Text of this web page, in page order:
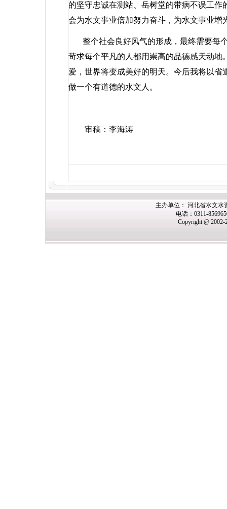
的坚守忠诚在测站、岳树堂的带病不误工
会为水文事业倍加努力奋斗，为水文事业增
整个社会良好风气的形成，最终需要每
苛求每个平凡的人都用崇高的品德感天动
爱，世界将变成美好的明天。今后我将以省
做一个有道德的水文人。
审稿：李海涛
主办单位： 河北省水文水
电话：0311-
Copyright @ 2002-